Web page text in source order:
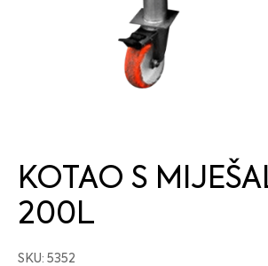
KOTAO S
200L
SKU: 5352